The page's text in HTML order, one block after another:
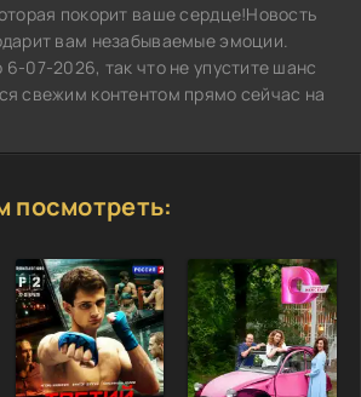
покорит ваше сердце!Новость
вам незабываемые эмоции.
07-2026, так что не упустите шанс
свежим контентом прямо сейчас на
посмотреть: